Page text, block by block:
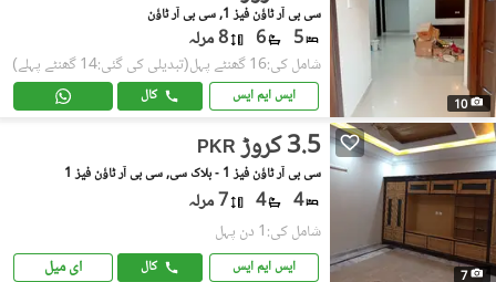
10
سی بی آر ٹاؤن فیز 1, سی بی آر ٹاؤن
5
6 8 مرلہ
شامل کی:16 گھنٹے پہل (تبدیلی کی گئی:14 گھنٹے پہلے)
ایس ایم ایس کال
7
PKR 3.5 کروڑ
سی بی آر ٹاؤن فیز 1 - بلاک سی, سی بی آر ٹاؤن فیز 1
4
4 7 مرلہ
شامل کی:1 دن پہل
ایس ایم ایس کال ای میل